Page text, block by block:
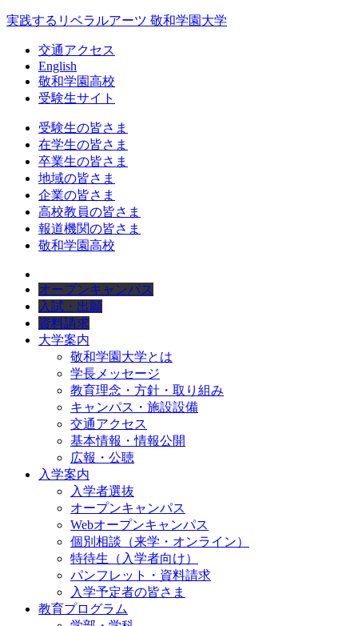
実践するリベラルアーツ 敬和学園大学
交通アクセス
English
敬和学園高校
受験生サイト
受験生の皆さま
在学生の皆さま
卒業生の皆さま
地域の皆さま
企業の皆さま
高校教員の皆さま
報道機関の皆さま
敬和学園高校
オープンキャンパス
入試・出願
資料請求
大学案内
敬和学園大学とは
学長メッセージ
教育理念・方針・取り組み
キャンパス・施設設備
交通アクセス
基本情報・情報公開
広報・公聴
入学案内
入学者選抜
オープンキャンパス
Webオープンキャンパス
個別相談（来学・オンライン）
特待生（入学者向け）
パンフレット・資料請求
入学予定者の皆さま
教育プログラム